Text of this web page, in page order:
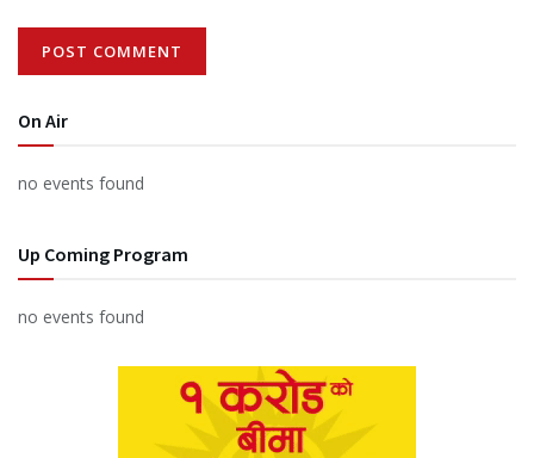
On Air
no events found
Up Coming Program
no events found